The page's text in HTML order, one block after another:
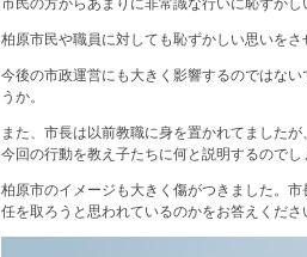
市民の方からあまりに非常識な行いに恥ずかし
柏原市民や職員に対しても恥ずかしい思いをさ
今後の市政運営にも大きく影響するのではな
うか。
また、市長は以前教職に身を置かれてました
今回の行動を教え子たちに何と説明するのでし
柏原市のイメージも大きく傷がつきました。
任を取ろうと思われているのかをお答えくださ